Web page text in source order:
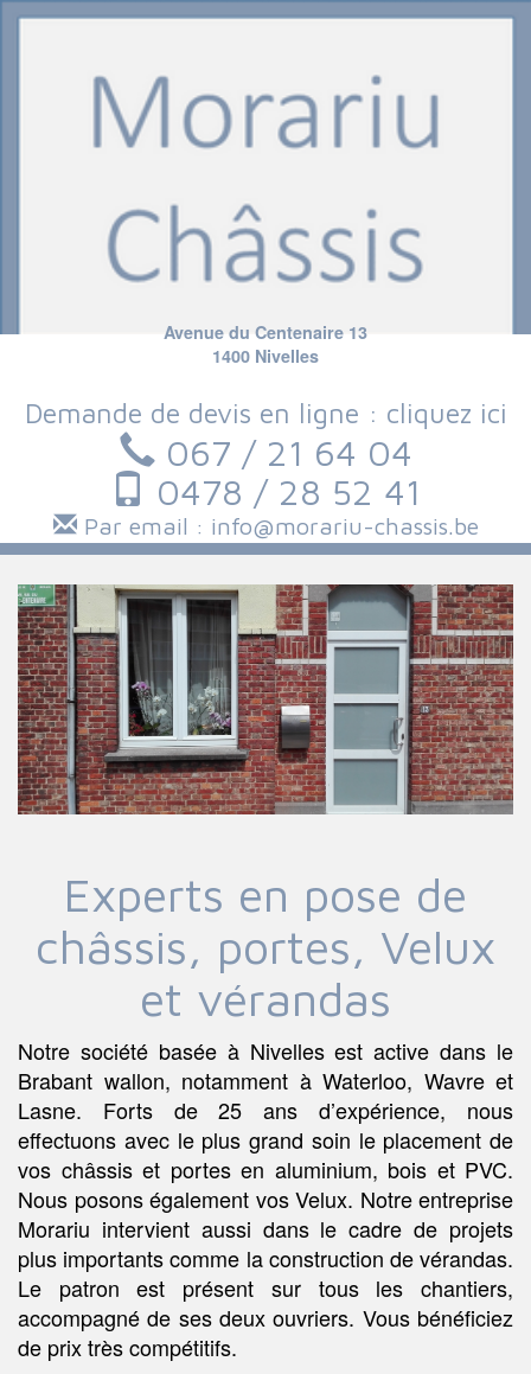
Avenue du Centenaire 13
1400 Nivelles
Demande de devis en ligne : cliquez ici
067 / 21 64 04
0478 / 28 52 41
Par email : info@morariu-chassis.be
Experts en pose de
châssis, portes, Velux
et vérandas
Notre société basée à Nivelles est active dans le
Brabant wallon, notamment à Waterloo, Wavre et
Lasne. Forts de 25 ans d’expérience, nous
effectuons avec le plus grand soin le placement de
vos châssis et portes en aluminium, bois et PVC.
Nous posons également vos Velux. Notre entreprise
Morariu intervient aussi dans le cadre de projets
plus importants comme la construction de vérandas.
Le patron est présent sur tous les chantiers,
accompagné de ses deux ouvriers. Vous bénéficiez
de prix très compétitifs.